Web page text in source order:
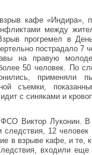
кафе «Индира»,
между
прогремел в
пострадало 7
на правую
50 человек. По
применяли
съемки,
с синяками и
ФСО Виктор Луконин.
следствия, 12
в взрыве кафе, и те,
входили